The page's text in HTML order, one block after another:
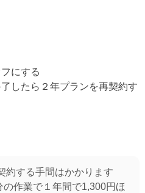
にする
したら２年プランを再契約す
約する手間はかかります
の作業で１年間で1,300円ほ